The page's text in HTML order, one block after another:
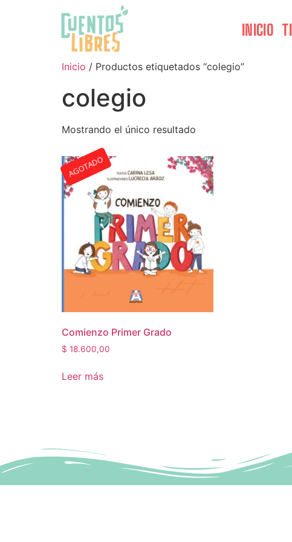
INICIO
Inicio / Productos etiquetados “colegio”
colegio
Mostrando el único resultado
AGOTADO
Comienzo Primer Grado
$ 18.600,00
Leer más